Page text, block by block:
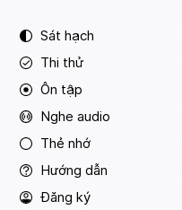
Sát hạch
Thi thử
Ôn tập
Nghe audio
Thẻ nhớ
Hướng dẫn
Đăng ký